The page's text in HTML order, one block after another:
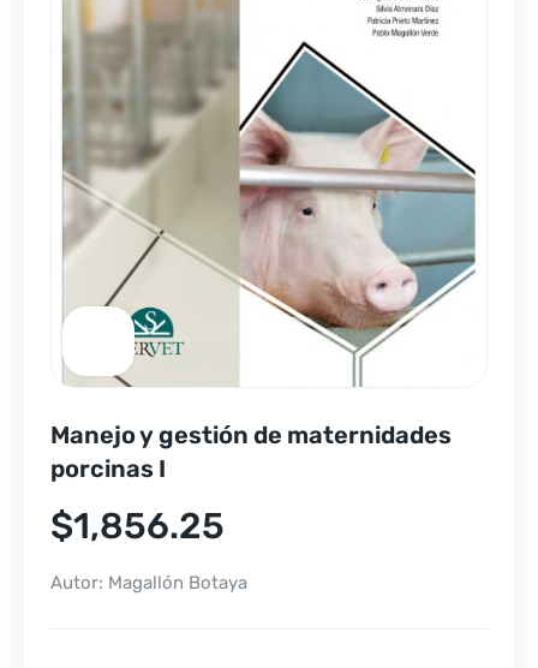
Manejo y gestión de maternidades
porcinas I
$1,856.25
Autor: Magallón Botaya